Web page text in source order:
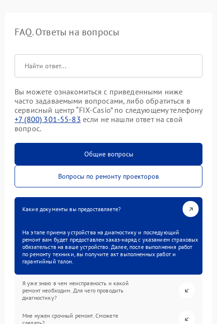
FAQ. Ответы на вопросы
Вы можете ознакомиться с приведенными ниже
часто задаваемыми вопросами, либо обратиться в
сервисный центр “FIX-Casio” по следующему телефону
+7 (800) 301-55-83 если не нашли ответ на свой
вопрос.
Общие вопросы
Вопросы по ремонту проекторов
Какие документы вы предоставляете?
На этапе приема устройства на диагностику и последующий
ремонт вам будет предоставлен заказ-наряд с указанием страховых
обязательств на ваше устройство. Далее, после выполнения работ
по ремонту техники, вы получите акт выполненных работ и
гарантийный талон.
Я уже знаю в чем неисправность и какой
ремонт необходим. Для чего проводить
диагностику?
Мне нужен срочный ремонт. Сможете